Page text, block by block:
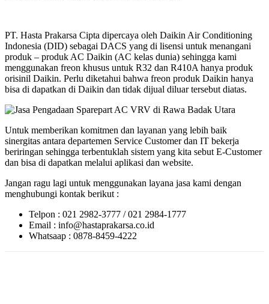
PT. Hasta Prakarsa Cipta dipercaya oleh Daikin Air Conditioning
Indonesia (DID) sebagai DACS yang di lisensi untuk menangani
produk – produk AC Daikin (AC kelas dunia) sehingga kami
menggunakan freon khusus untuk R32 dan R410A hanya produk
orisinil Daikin. Perlu diketahui bahwa freon produk Daikin hanya
bisa di dapatkan di Daikin dan tidak dijual diluar tersebut diatas.
Untuk memberikan komitmen dan layanan yang lebih baik
sinergitas antara departemen Service Customer dan IT bekerja
beriringan sehingga terbentuklah sistem yang kita sebut E-Customer
dan bisa di dapatkan melalui aplikasi dan website.
Jangan ragu lagi untuk menggunakan layana jasa kami dengan
menghubungi kontak berikut :
Telpon : 021 2982-3777 / 021 2984-1777
Email : info@hastaprakarsa.co.id
Whatsaap : 0878-8459-4222